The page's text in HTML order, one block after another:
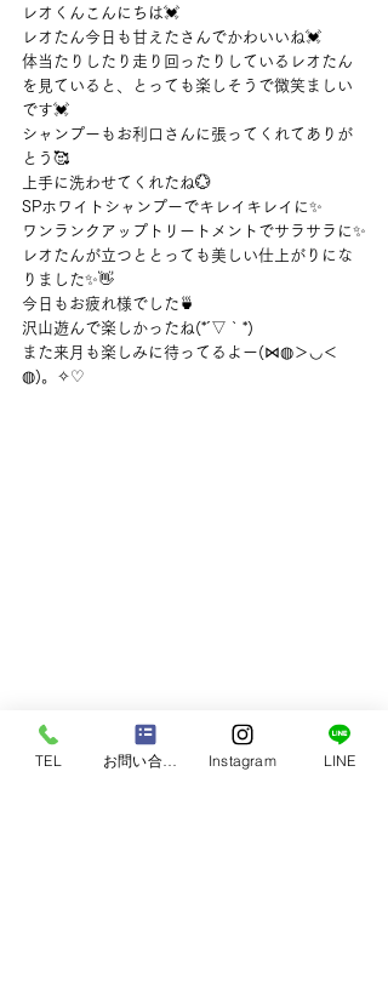
レオくんこんにちは💓
レオたん今日も甘えたさんでかわいいね💓
体当たりしたり走り回ったりしているレオたん
を見ていると、とっても楽しそうで微笑ましい
です💓
シャンプーもお利口さんに張ってくれてありが
とう🥰
上手に洗わせてくれたね💮
SPホワイトシャンプーでキレイキレイに✨
ワンランクアップトリートメントでサラサラに✨
レオたんが立つととっても美しい仕上がりにな
りました✨👋
今日もお疲れ様でした🍵
沢山遊んで楽しかったね(*´▽｀*)
また来月も楽しみに待ってるよー(⋈◍＞◡＜
◍)。✧♡
TEL お問い合わせ Instagram LINE